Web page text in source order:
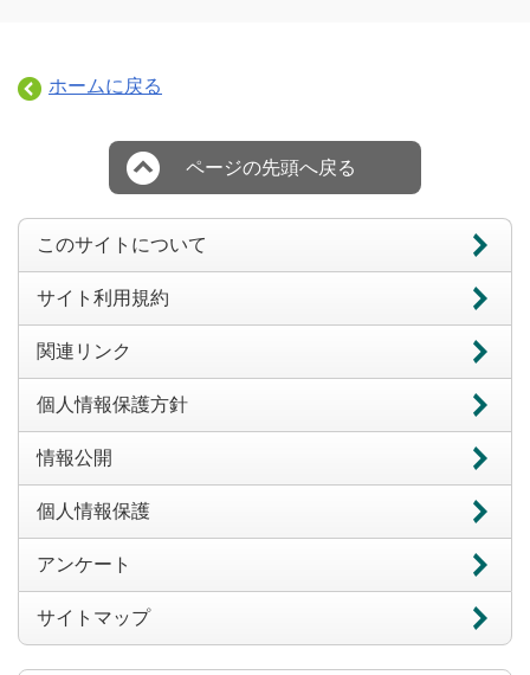
ホームに戻る
ページの先頭へ戻る
このサイトについて
サイト利用規約
関連リンク
個人情報保護方針
情報公開
個人情報保護
アンケート
サイトマップ